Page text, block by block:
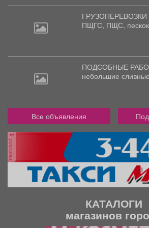
ПЩГС, ПЩС,
ПОДСОБНЫЕ
небольшие
Все объявления
реклама
КАТАЛОГИ
магазинов